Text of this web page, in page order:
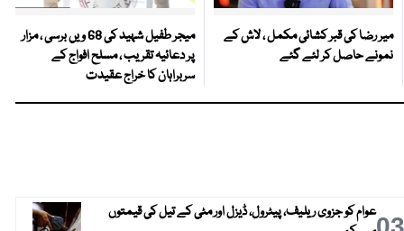
میر رضا کی قبر کشائی مکمل ، لاش کے
نمونے حاصل کر لئے گئے
میجر طفیل شہید کی 68 ویں برسی ، مزار
پر دعائیہ تقریب ، مسلح افواج کے
سربراہان کا خراج عقیدت
عوام کو جزوی ریلیف، پیٹرول، ڈیزل اور مٹی کے تیل کی قیمتوں